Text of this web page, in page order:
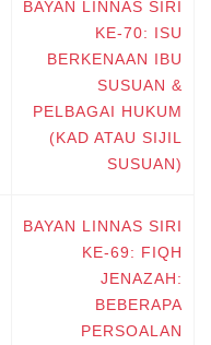
BAYAN LINNAS SIRI
KE-70: ISU
BERKENAAN IBU
SUSUAN &
PELBAGAI HUKUM
(KAD ATAU SIJIL
SUSUAN)
BAYAN LINNAS SIRI
KE-69: FIQH
JENAZAH:
BEBERAPA
PERSOALAN